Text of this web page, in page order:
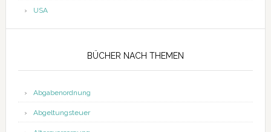
USA
BÜCHER NACH THEMEN
Abgabenordnung
Abgeltungsteuer